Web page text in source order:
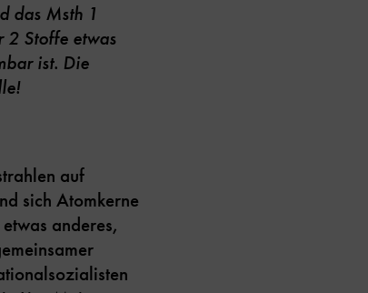
das Msth 1
2 Stoffe etwas
ist. Die
auf
sich Atomkerne
anderes,